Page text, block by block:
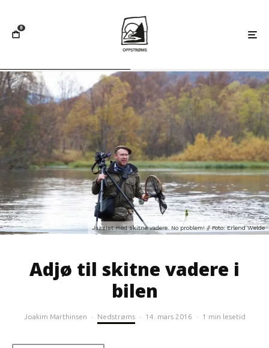
0
Jazzist med skitne vadere. No problem! // Foto: Erlend Welde
Adjø til skitne vadere i
bilen
Joakim Marthinsen · Nedstrøms · 14. mars 2016 · 1 min lesetid